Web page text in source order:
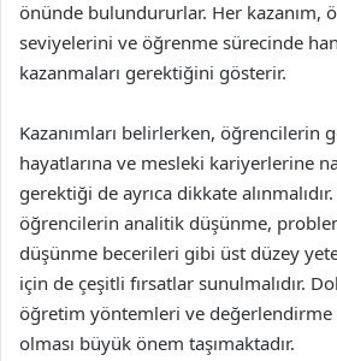
önünde bulundururlar. Her kazanım,
seviyelerini ve öğrenme sürecinde
kazanmaları gerektiğini gösterir.
Kazanımları belirlerken, öğrencilerin
hayatlarına ve mesleki kariyerlerine
gerektiği de ayrıca dikkate
öğrencilerin analitik düşünme,
düşünme becerileri gibi üst düzey
için de çeşitli fırsatlar sunulmalıdır.
öğretim yöntemleri ve değerlendirme
olması büyük önem taşımaktadır.